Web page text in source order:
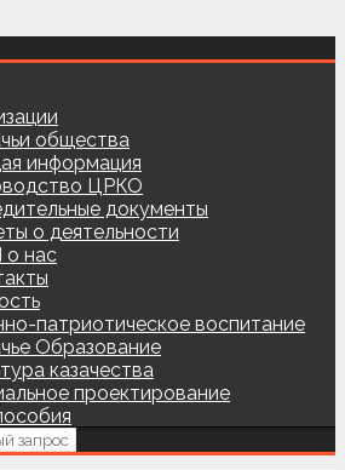
общества
информация
ЦРКО
документы
о деятельности
нас
патриотическое воспитание
Образование
казачества
проектирование